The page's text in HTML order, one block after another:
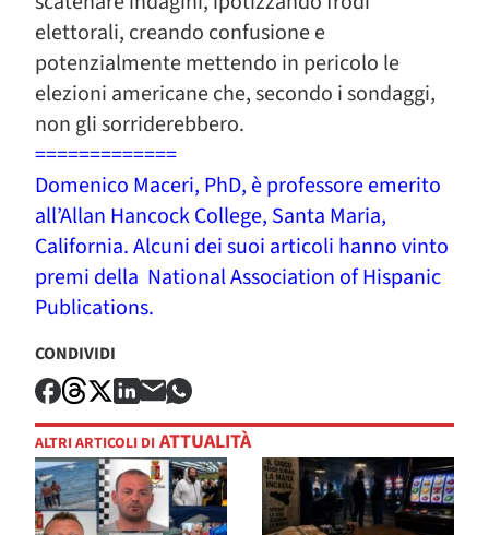
elettorali, creando confusione e
potenzialmente mettendo in pericolo le
elezioni americane che, secondo i sondaggi,
non gli sorriderebbero.
=============
Domenico Maceri, PhD, è professore emerito
all’Allan Hancock College, Santa Maria,
California. Alcuni dei suoi articoli hanno vinto
premi della National Association of Hispanic
Publications.
CONDIVIDI
ALTRI ARTICOLI DI ATTUALITÀ